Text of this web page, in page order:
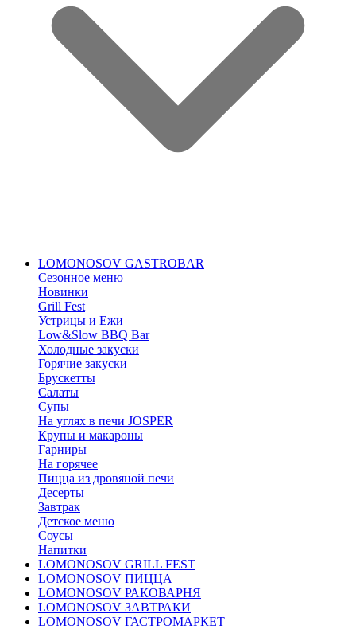
LOMONOSOV GASTROBAR
Сезонное меню
Новинки
Grill Fest
Устрицы и Ежи
Low&Slow BBQ Bar
Холодные закуски
Горячие закуски
Брускетты
Салаты
Супы
На углях в печи JOSPER
Крупы и макароны
Гарниры
На горячее
Пицца из дровяной печи
Десерты
Завтрак
Детское меню
Соусы
Напитки
LOMONOSOV GRILL FEST
LOMONOSOV ПИЦЦА
LOMONOSOV РАКОВАРНЯ
LOMONOSOV ЗАВТРАКИ
LOMONOSOV ГАСТРОМАРКЕТ